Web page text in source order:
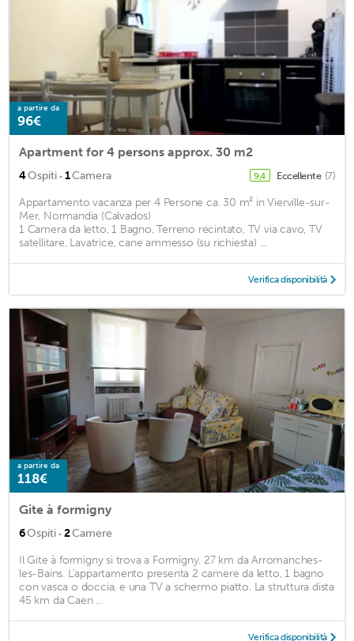
a partire da
96€
Apartment for 4 persons approx. 30 m2
4Ospiti · 1Camera 9,4 Eccellente (7)
Appartamento vacanza per 4 Persone ca. 30 m² in Vierville-sur-
Mer, Normandia (Calvados)
1 Camera da letto, 1 Bagno, Terreno recintato, TV via cavo, TV
satellitare, Lavatrice, cane ammesso (su richiesta) ...
Verifica disponibilità
a partire da
118€
Gite à formigny
6Ospiti · 2Camere
Il Gite à formigny si trova a Formigny. 27 km da Arromanches-
les-Bains. L'appartamento presenta 2 camere da letto, 1 bagno
con vasca o doccia, e una TV a schermo piatto. La struttura dista
45 km da Caen ...
Verifica disponibilità